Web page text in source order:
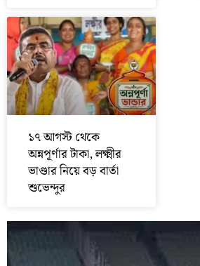
১৭ আগস্ট থেকে
অন্নপূর্ণার টাকা, লক্ষ্মীর
ভাণ্ডার নিয়ে বড় বার্তা
শুভেন্দুর